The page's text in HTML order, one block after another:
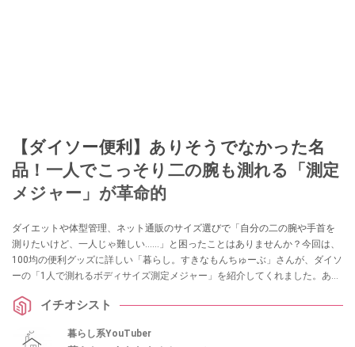
【ダイソー便利】ありそうでなかった名
品！一人でこっそり二の腕も測れる「測定
メジャー」が革命的
ダイエットや体型管理、ネット通販のサイズ選びで「自分の二の腕や手首を
測りたいけど、一人じゃ難しい……」と困ったことはありませんか？今回は、
100均の便利グッズに詳しい「暮らし。すきなもんちゅーぶ」さんが、ダイソ
ーの「1人で測れるボディサイズ測定メジャー」を紹介してくれました。あり
家に一台レベルの重宝アイテムです！
イチオシスト
暮らし系YouTuber